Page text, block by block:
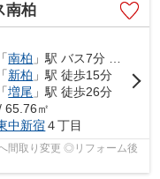
南柏
「南柏 」駅 バス7分 「東中新宿」 停歩3分
「新柏 」駅 徒歩15分
「増尾 」駅 徒歩26分
65.76㎡
中新宿４丁目
取り変更 ◎リフォーム後